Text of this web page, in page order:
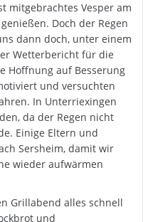
mitgebrachtes Vesper am
Doch der Regen
dann doch, unter einem
Wetterbericht für die
Hoffnung auf Besserung
und versuchten
In Unterriexingen
da der Regen nicht
Einige Eltern und
Sersheim, damit wir
wieder aufwärmen
Grillabend alles schnell
und